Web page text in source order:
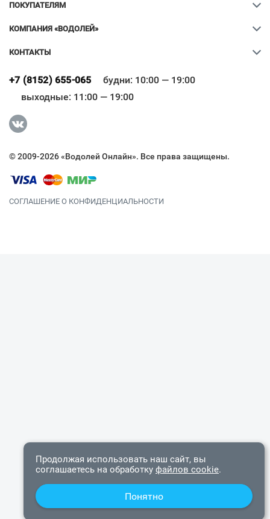
ПОКУПАТЕЛЯМ
КОМПАНИЯ «ВОДОЛЕЙ»
КОНТАКТЫ
+7 (8152) 655-065
будни: 10:00 — 19:00
выходные: 11:00 — 19:00
© 2009-2026 «Водолей Онлайн». Все права защищены.
СОГЛАШЕНИЕ О КОНФИДЕНЦИАЛЬНОСТИ
Продолжая использовать наш сайт, вы
соглашаетесь на обработку файлов cookie.
Понятно